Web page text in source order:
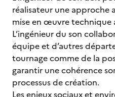
réalisateur une approche
mise en œuvre technique
L’ingénieur du son
équipe et d’autres
tournage comme de la
garantir une cohérence
processus de création.
Les enjeux sociaux et